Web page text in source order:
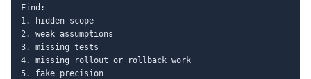
Find:
1. hidden scope
2. weak assumptions
3. missing tests
4. missing rollout or rollback work
5. fake precision